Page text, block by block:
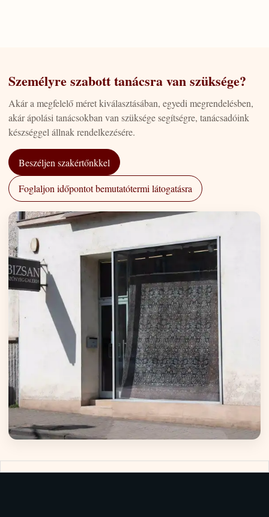
Személyre szabott tanácsra van szüksége?
Akár a megfelelő méret kiválasztásában, egyedi megrendelésben,
akár ápolási tanácsokban van szüksége segítségre, tanácsadóink
készséggel állnak rendelkezésére.
Beszéljen szakértőnkkel
Foglaljon időpontot bemutatótermi látogatásra